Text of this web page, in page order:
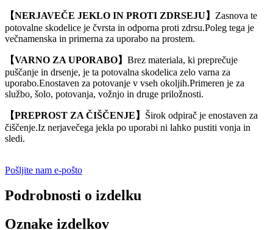
【NERJAVEČE JEKLO IN PROTI ZDRSEJU】 Zasnova te
potovalne skodelice je čvrsta in odporna proti zdrsu.Poleg tega je
večnamenska in primerna za uporabo na prostem.
【VARNO ZA UPORABO】 Brez materiala, ki preprečuje
puščanje in drsenje, je ta potovalna skodelica zelo varna za
uporabo.Enostaven za potovanje v vseh okoljih.Primeren je za
službo, šolo, potovanja, vožnjo in druge priložnosti.
【PREPROST ZA ČIŠČENJE】 Širok odpirač je enostaven za
čiščenje.Iz nerjavečega jekla po uporabi ni lahko pustiti vonja in
sledi.
Pošljite nam e-pošto
Podrobnosti o izdelku
Oznake izdelkov